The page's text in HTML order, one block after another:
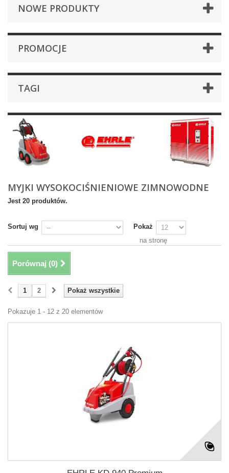
NOWE PRODUKTY
PROMOCJE
TAGI
MYJKI WYSOKOCIŚNIENIOWE ZIMNOWODNE
Jest 20 produktów.
Sortuj wg
Pokaż
na stronę
Porównaj (0)
Pokaż wszystkie
1 2
Pokazuje 1 - 12 z 20 elementów